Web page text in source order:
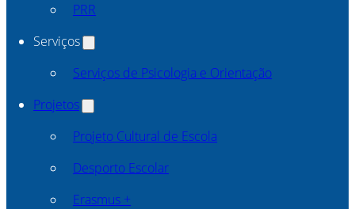
PRR
Serviços
Serviços de Psicologia e Orientação
Projetos
Projeto Cultural de Escola
Desporto Escolar
Erasmus +